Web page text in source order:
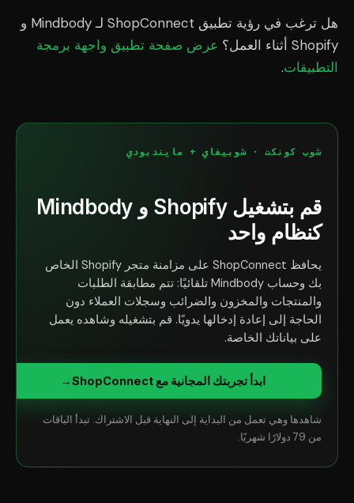
هل ترغب في رؤية تطبيق ShopConnect لـ Mindbody و
Shopify أثناء العمل؟
عرض صفحة تطبيق واجهة برمجة
التطبيقات.
شوب كونكت · شوبيفاي + مايندبودي
قم بتشغيل Shopify و Mindbody
كنظام واحد
يحافظ ShopConnect على مزامنة متجر Shopify الخاص
بك وحساب Mindbody تلقائيًا: تتم مطابقة الطلبات
والمنتجات والمخزون والضرائب وسجلات العملاء دون
الحاجة إلى إعادة إدخالها يدويًا. قم بتشغيله وشاهده يعمل
على بياناتك الخاصة.
ابدأ تجربتك المجانية مع ShopConnect →
شاهدها وهي تعمل من البداية إلى النهاية قبل الاشتراك. تبدأ الباقات
من 79 دولارًا شهريًا.